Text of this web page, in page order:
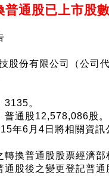
普通股已上市股
股份有限公司（公司
。
普通股12,578,086股。
年6月4日將相關資訊
轉換普通股股票經濟
通股後之變更登記普